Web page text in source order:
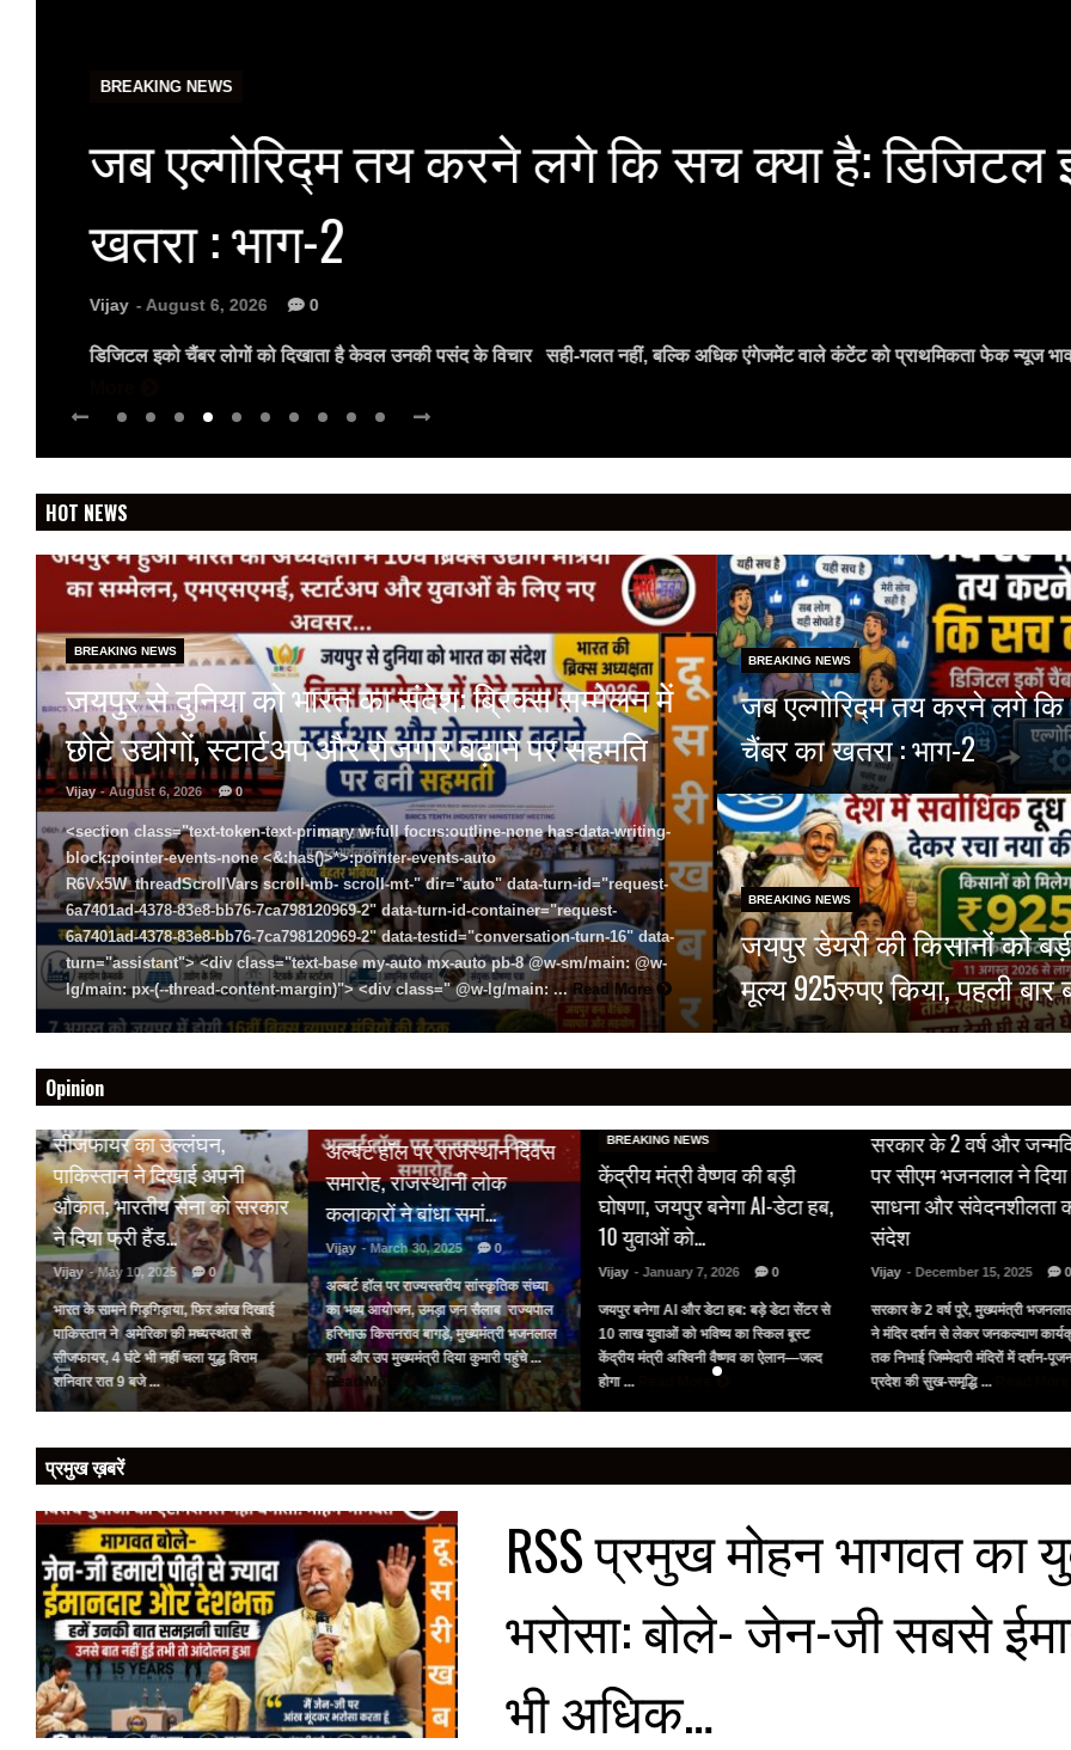
BREAKING NEWS
जब एल्गोरिद्म तय करने लगे कि सच क्या है: डिजिटल
खतरा : भाग-2
Vijay - August 6, 2026 0
डिजिटल इको चैंबर लोगों को दिखाता है केवल उनकी पसंद के विचार सही-गलत नहीं, बल्कि अधिक एंगेजमेंट वाले कंटेंट को प्राथमिकता फेक न्यूज
HOT NEWS
BREAKING NEWS
जयपुर से दुनिया को भारत का संदेश: ब्रिक्स सम्मेलन में
छोटे उद्योगों, स्टार्टअप और रोजगार बढ़ाने पर सहमति
Vijay - August 6, 2026 0
<section class="text-token-text-primary w-full focus:outline-none has-data-writing-
block:pointer-events-none <&:has()>*>:pointer-events-auto
R6Vx5W_threadScrollVars scroll-mb- scroll-mt-" dir="auto" data-turn-id="request-
6a7401ad-4378-83e8-bb76-7ca798120969-2" data-turn-id-container="request-
6a7401ad-4378-83e8-bb76-7ca798120969-2" data-testid="conversation-turn-16" data-
turn="assistant"> <div class="text-base my-auto mx-auto pb-8 @w-sm/main: @w-
lg/main: px-(--thread-content-margin)"> <div class=" @w-lg/main: ... Read More
BREAKING NEWS
जब एल्गोरिद्म तय करने लगे
चैंबर का खतरा : भाग-2
BREAKING NEWS
जयपुर डेयरी की किसानों को
मूल्य 925रुपए किया, पहली
Opinion
HOT NEWS
सीजफायर का उल्लंघन,
पाकिस्तान ने दिखाई अपनी
औकात, भारतीय सेना को सरकार
ने दिया फ्री हैंड…
Vijay - May 10, 2025 0
भारत के सामने गिड़गिड़ाया, फिर आंख दिखाई
पाकिस्तान ने अमेरिका की मध्यस्थता से
सीजफायर, 4 घंटे भी नहीं चला युद्ध विराम
शनिवार रात 9 बजे ... Read More
अल्बर्ट हॉल पर राजस्थान दिवस
समारोह, राजस्थानी लोक
कलाकारों ने बांधा समां…
Vijay - March 30, 2025 0
अल्बर्ट हॉल पर राज्यस्तरीय सांस्कृतिक संध्या
का भव्य आयोजन, उमड़ा जन सैलाब राज्यपाल
हरिभाऊ किसनराव बागडे़, मुख्यमंत्री भजनलाल
शर्मा और उप मुख्यमंत्री दिया कुमारी पहुंचे ...
Read More
BREAKING NEWS
केंद्रीय मंत्री वैष्णव की बड़ी
घोषणा, जयपुर बनेगा AI-डेटा हब,
10 युवाओं को…
Vijay - January 7, 2026 0
जयपुर बनेगा AI और डेटा हब: बड़े डेटा सेंटर से
10 लाख युवाओं को भविष्य का स्किल बूस्ट
केंद्रीय मंत्री अश्विनी वैष्णव का ऐलान—जल्द
होगा ...
BREAKING NEWS
सरकार के 2 वर्ष और
पर सीएम भजनलाल ने दिया
साधना और संवेदनशीलता
संदेश
Vijay - December 15, 2025 0
सरकार के 2 वर्ष पूरे, मुख्यमंत्री
ने मंदिर दर्शन से लेकर जनकल्याण
तक निभाई जिम्मेदारी मंदिरों में दर्शन-
प्रदेश की सुख-समृद्धि ...
प्रमुख ख़बरें
RSS प्रमुख मोहन भागवत का
भरोसा: बोले- जेन-जी सबसे
भी अधिक…